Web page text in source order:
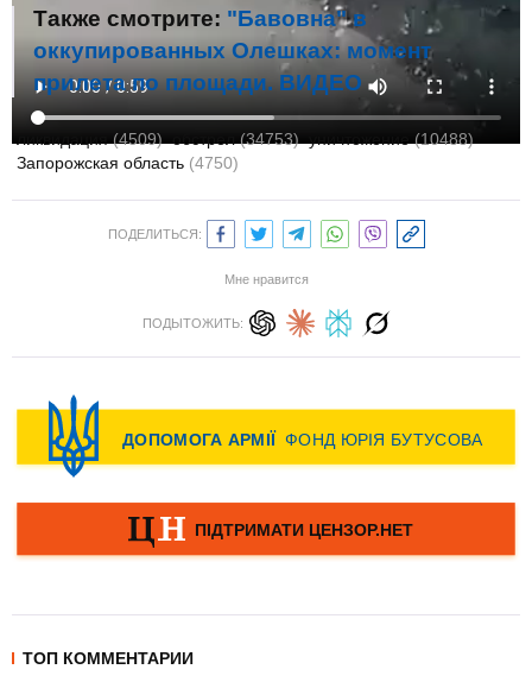
Также смотрите: "Бавовна" в
оккупированных Олешках: момент
прилета по площади. ВИДЕО
(4509) (34753)
(10488)
Запорожская область (4750)
ПОДЕЛИТЬСЯ:
Мне нравится
ПОДЫТОЖИТЬ:
ТОП КОММЕНТАРИИ